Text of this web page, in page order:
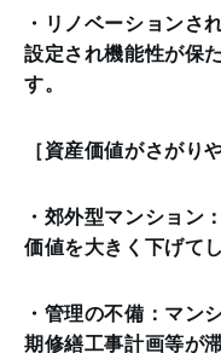
・リノベーションさ
設定され機能性が保
す。
［資産価値がさがり
・郊外型マンション
価値を大きく下げて
・管理の不備：マン
期修繕工事計画等が